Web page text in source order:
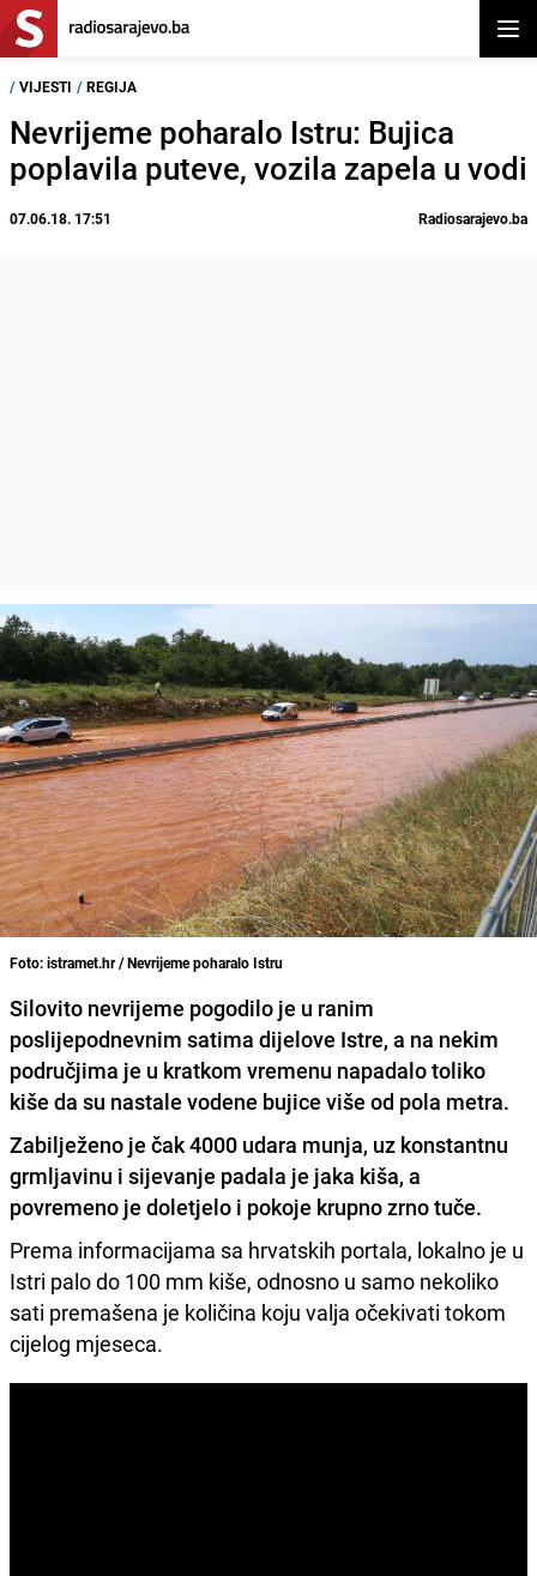
/ VIJESTI / REGIJA
Nevrijeme poharalo Istru: Bujica
poplavila puteve, vozila zapela u vodi
07.06.18. 17:51 Radiosarajevo.ba
Foto: istramet.hr / Nevrijeme poharalo Istru
Silovito nevrijeme pogodilo je u ranim
poslijepodnevnim satima dijelove Istre, a na nekim
područjima je u kratkom vremenu napadalo toliko
kiše da su nastale vodene bujice više od pola metra.
Zabilježeno je čak 4000 udara munja, uz konstantnu
grmljavinu i sijevanje padala je jaka kiša, a
povremeno je doletjelo i pokoje krupno zrno tuče.
Prema informacijama sa hrvatskih portala, lokalno je u
Istri palo do 100 mm kiše, odnosno u samo nekoliko
sati premašena je količina koju valja očekivati tokom
cijelog mjeseca.